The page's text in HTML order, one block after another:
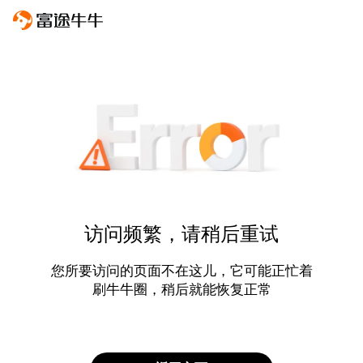
访问频繁，请稍后重试
您所要访问的页面不在这儿，它可能正忙着
刷牛牛圈，稍后就能恢复正常